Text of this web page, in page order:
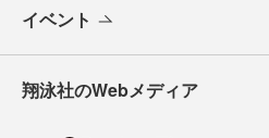
イベント
翔泳社のWebメディア